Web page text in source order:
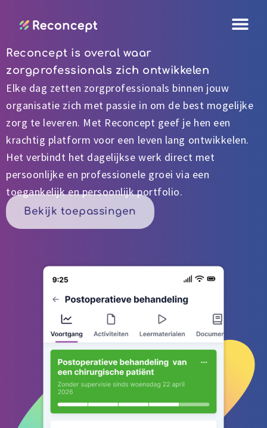
naar
inhoud
Reconcept is overal waar
zorgprofessionals zich ontwikkelen
Elke dag zetten zorgprofessionals binnen jouw
organisatie zich met passie in om de best mogelijke
zorg te leveren. Met Reconcept geef je hen een
krachtig platform voor een leven lang ontwikkelen.
Het verbindt het dagelijkse werk direct met
persoonlijke en professionele groei via een
toegankelijk en persoonlijk portfolio.
Bekijk toepassingen